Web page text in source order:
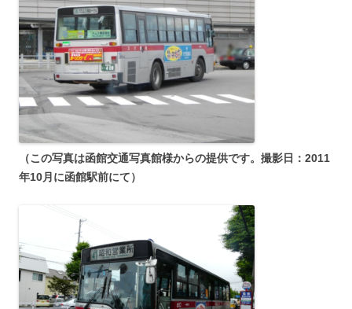
（この写真は函館交通写真館様からの提供です。撮影日：2011
年10月に函館駅前にて）